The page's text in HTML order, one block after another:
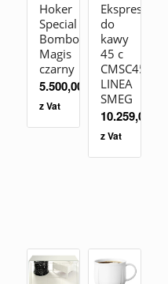
Hoker
Special
Bombo
Magis
czarny
5.500,00
z Vat
Ekspres
do
kawy
45 c
CMSC451
LINEA
SMEG
10.259,00
z Vat